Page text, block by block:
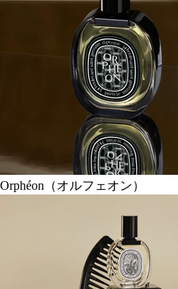
Orphéon（オルフェオン）